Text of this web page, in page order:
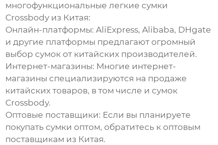
многофункциональные легкие сумки
Crossbody из Китая:
Онлайн-платформы: AliExpress, Alibaba, DHgate
и другие платформы предлагают огромный
выбор сумок от китайских производителей.
Интернет-магазины: Многие интернет-
магазины специализируются на продаже
китайских товаров, в том числе и сумок
Crossbody.
Оптовые поставщики: Если вы планируете
покупать сумки оптом, обратитесь к оптовым
поставщикам из Китая.